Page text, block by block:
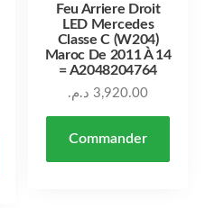
Feu Arriere Droit
LED Mercedes
Classe C (W204)
Maroc De 2011 À 14
= A2048204764
3,920.00 د.م.
Commander